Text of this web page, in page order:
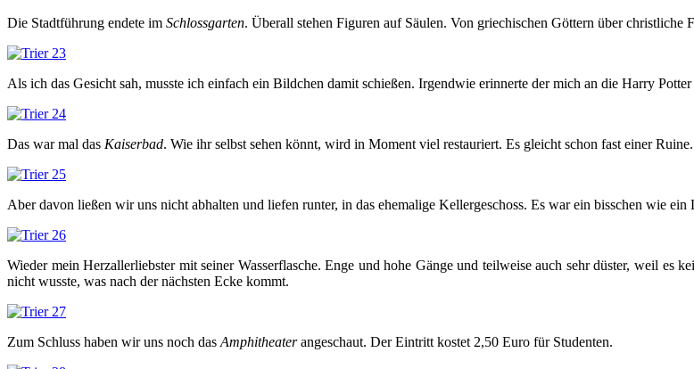
Die Stadtführung endete im Schlossgarten. Überall stehen Figuren auf Säulen. Von griechischen Göttern über christliche
Als ich das Gesicht sah, musste ich einfach ein Bildchen damit schießen. Irgendwie erinnerte der mich an die Harry
Das war mal das Kaiserbad. Wie ihr selbst sehen könnt, wird in Moment viel restauriert. Es gleicht schon fast einer Ruine.
Aber davon ließen wir uns nicht abhalten und liefen runter, in das ehemalige Kellergeschoss. Es war ein bisschen wie ein
Wieder mein Herzallerliebster mit seiner Wasserflasche. Enge und hohe Gänge und teilweise auch sehr düster, weil es
nicht wusste, was nach der nächsten Ecke kommt.
Zum Schluss haben wir uns noch das Amphitheaterangeschaut. Der Eintritt kostet 2,50 Euro für Studenten.